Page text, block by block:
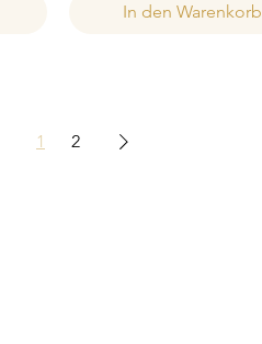
In den Warenkorb
1 2